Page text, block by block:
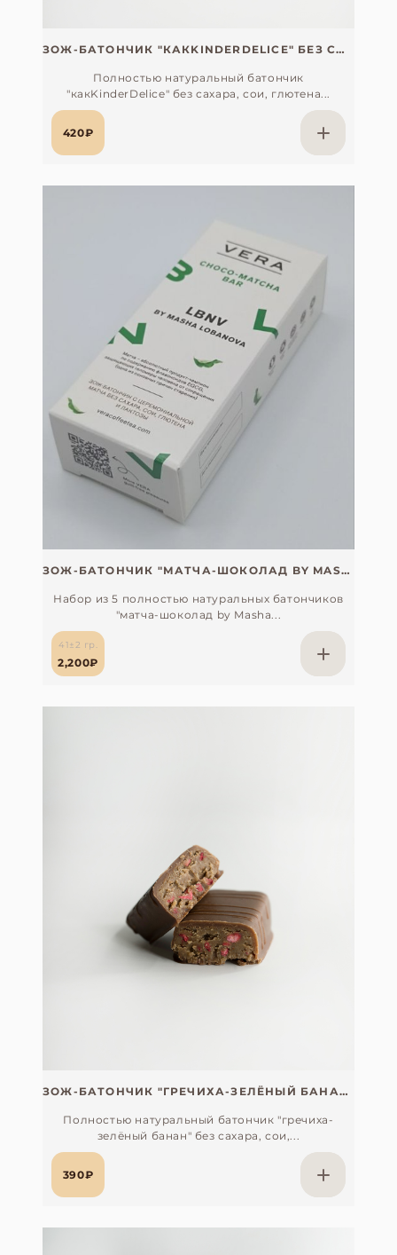
ЗОЖ-БАТОНЧИК "КАКKINDERDELICE" БЕЗ САХАРА, СОИ, ГЛЮТЕНА И ЛАКТОЗЫ СО СПИРУЛИНОЙ
Полностью натуральный батончик
"какKinderDelice" без сахара, сои, глютена...
420₽
ЗОЖ-БАТОНЧИК "МАТЧА-ШОКОЛАД BY MASHA LOBANOVA" БЕЗ САХАРА, СОИ, ГЛЮТЕНА И ЛАКТОЗЫ (С ОРГАНИЧЕСКОЙ ЦЕРЕМОНИАЛЬНОЙ МАТЧА, ЯПОНИЯ). НАБОР ИЗ 5 ШТ. (ПЛАТНАЯ ДОСТАВКА)
Набор из 5 полностью натуральных батончиков
"матча-шоколад by Masha...
41±2 гр.
2,200₽
ЗОЖ-БАТОНЧИК "ГРЕЧИХА-ЗЕЛЁНЫЙ БАНАН" БЕЗ САХАРА, СОИ, ГЛЮТЕНА И ЛАКТОЗЫ (СО СПИРУЛИНОЙ)
Полностью натуральный батончик "гречиха-
зелёный банан" без сахара, сои,...
390₽